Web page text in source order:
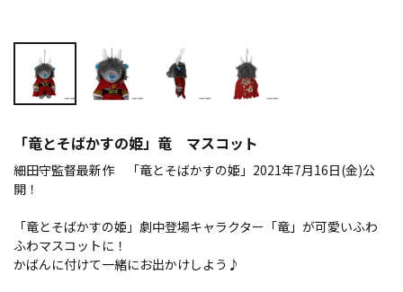
「竜とそばかすの姫」竜 マスコット
細田守監督最新作 「竜とそばかすの姫」2021年7月16日(金)公
開！
「竜とそばかすの姫」劇中登場キャラクター「竜」が可愛いふわ
ふわマスコットに！
かばんに付けて一緒にお出かけしよう♪